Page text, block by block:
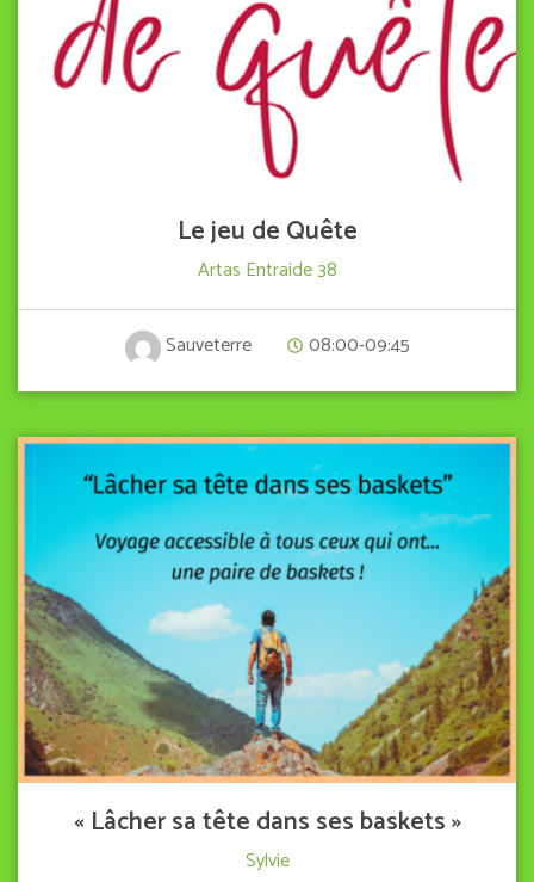
VIEW DETAIL
Le jeu de Quête
Artas Entraide 38
Sauveterre 08:00-09:45
VIEW DETAIL
« Lâcher sa tête dans ses baskets »
Sylvie